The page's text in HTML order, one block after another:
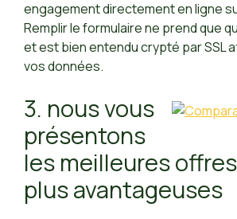
engagement directement en ligne
Remplir le formulaire ne prend que
et est bien entendu crypté par SSL
vos données.
3. nous vous
présentons
les meilleures
plus avantageuses